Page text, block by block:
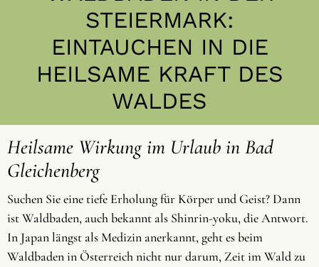
STEIERMARK:
EINTAUCHEN IN DIE
HEILSAME KRAFT DES
WALDES
Heilsame Wirkung im Urlaub in Bad
Gleichenberg
Suchen Sie eine tiefe Erholung für Körper und Geist? Dann
ist Waldbaden, auch bekannt als Shinrin-yoku, die Antwort.
In Japan längst als Medizin anerkannt, geht es beim
Waldbaden in Österreich nicht nur darum, Zeit im Wald zu